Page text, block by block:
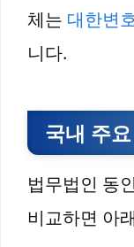
체는 대한변
니다.
국내 주
법무법인 동
비교하면 아